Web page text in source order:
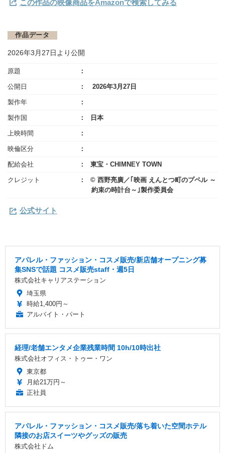
この作品の映像商品をAmazonで検索してみる
作品データ
2026年3月27日より公開
原題
公開日 2026年3月27日
製作年
製作国 日本
上映時間
映倫区分
配給会社 東宝・CHIMNEY TOWN
クレジット
©️ 西野亮廣／｢映画 えんとつ町のプペル ～
約束の時計台～｣製作委員会
公式サイト
アパレル・ファッション・コスメ販売/新店舗オープニング募
集SNSで話題 コスメ販売staff・週5日
株式会社キャリアステーション
埼玉県
時給1,400円～
アルバイト・パート
経理/老舗エンタメ企業残業時間 10h/10時出社
株式会社オフィス・トゥー・ワン
東京都
月給21万円～
正社員
アパレル・ファッション・コスメ販売/落ち着いた空間ホテル
隣接のお店スイーツやグッズの販売
株式会社ドム